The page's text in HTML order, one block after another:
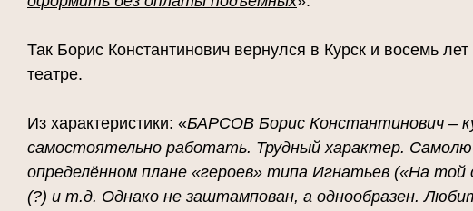
Так Борис Константинович вернулся в Курск и восемь
театре.
Из характеристики: «БАРСОВ Борис Константинович –
самостоятельно работать. Трудный характер.
определённом плане «героев» типа Игнатьев («На
(?) и т.д. Однако не заштампован, а однообразен.